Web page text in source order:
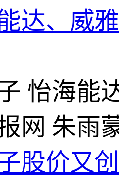
达、威
怡海能
网 朱雨
股价又